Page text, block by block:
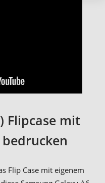
Flipcase mit
Flip Case mit eigenem